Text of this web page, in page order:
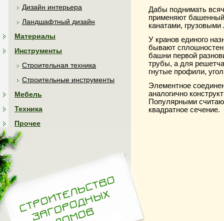
Дизайн интерьера
Ландшафтный дизайн
Материалы
Инструменты
Строительная техника
Строительные инструменты
Мебель
Техника
Прочее
Дабы поднимать
применяют
канатами,
У кранов единого
бывают
башни первой
трубы, а для
гнутые профили,
Элементное
аналогично
Популярными
квадратное сечение.